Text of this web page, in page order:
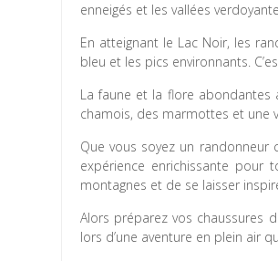
enneigés et les vallées
En atteignant le Lac Noir, les
bleu et les pics environnants.
La faune et la flore abondantes
chamois, des marmottes et une
Que vous soyez un
expérience enrichissante pour
montagnes et de se laisser
Alors préparez vos chaussures
lors d’une aventure en plein air